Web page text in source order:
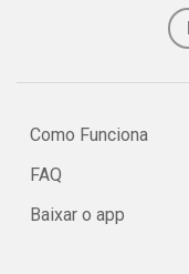
Como Funciona
FAQ
Baixar o app